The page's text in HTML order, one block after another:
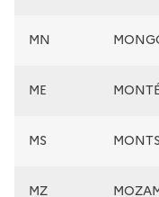
MN
ME
MS
MZ